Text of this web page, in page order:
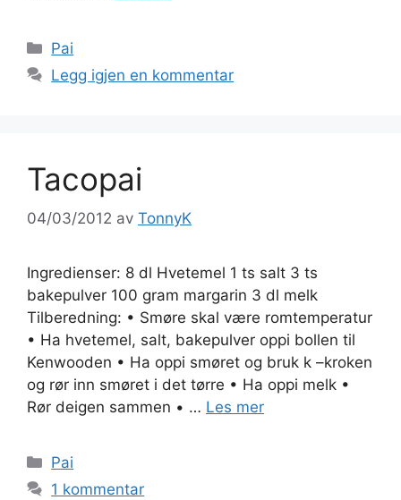
Kategorier
Pai
Legg igjen en kommentar
Tacopai
04/03/2012 av TonnyK
Ingredienser: 8 dl Hvetemel 1 ts salt 3 ts
bakepulver 100 gram margarin 3 dl melk
Tilberedning: • Smøre skal være romtemperatur
• Ha hvetemel, salt, bakepulver oppi bollen til
Kenwooden • Ha oppi smøret og bruk k –kroken
og rør inn smøret i det tørre • Ha oppi melk •
Rør deigen sammen • … Les mer
Kategorier
Pai
1 kommentar